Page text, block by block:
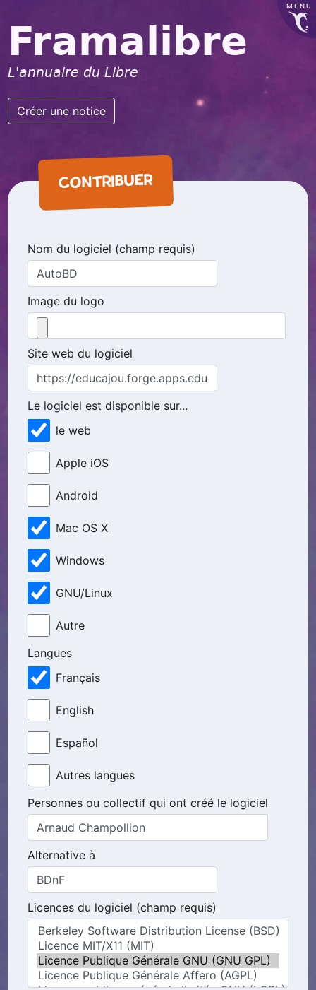
MENU
Framalibre
L'annuaire du Libre
Créer une notice
CONTRIBUER
Nom du logiciel (champ requis)
Image du logo
Site web du logiciel
Le logiciel est disponible sur...
le web
Apple iOS
Android
Mac OS X
Windows
GNU/Linux
Autre
Langues
Français
English
Español
Autres langues
Personnes ou collectif qui ont créé le logiciel
Alternative à
Licences du logiciel (champ requis)